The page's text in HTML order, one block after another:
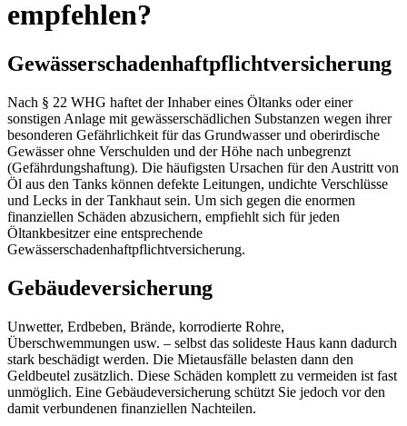
empfehlen?
Gewässerschadenhaftpflichtversicherung
Nach § 22 WHG haftet der Inhaber eines Öltanks oder einer
sonstigen Anlage mit gewässerschädlichen Substanzen wegen ihrer
besonderen Gefährlichkeit für das Grundwasser und oberirdische
Gewässer ohne Verschulden und der Höhe nach unbegrenzt
(Gefährdungshaftung). Die häufigsten Ursachen für den Austritt von
Öl aus den Tanks können defekte Leitungen, undichte Verschlüsse
und Lecks in der Tankhaut sein. Um sich gegen die enormen
finanziellen Schäden abzusichern, empfiehlt sich für jeden
Öltankbesitzer eine entsprechende
Gewässerschadenhaftpflichtversicherung.
Gebäudeversicherung
Unwetter, Erdbeben, Brände, korrodierte Rohre,
Überschwemmungen usw. – selbst das solideste Haus kann dadurch
stark beschädigt werden. Die Mietausfälle belasten dann den
Geldbeutel zusätzlich. Diese Schäden komplett zu vermeiden ist fast
unmöglich. Eine Gebäudeversicherung schützt Sie jedoch vor den
damit verbundenen finanziellen Nachteilen.